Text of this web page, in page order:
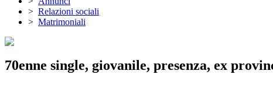
> Relazioni sociali
> Matrimoniali
70enne single, giovanile, presenza, ex